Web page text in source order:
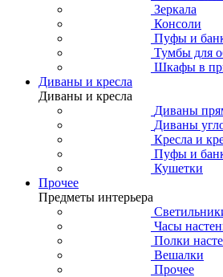
Зеркала
Консоли
Пуфы и
Тумбы для
Шкафы в
Диваны и кресла
Диваны и кресла
Диваны
Диваны
Кресла и
Пуфы и
Кушетки
Прочее
Предметы интерьера
Часы
Полки
Вешалки
Прочее